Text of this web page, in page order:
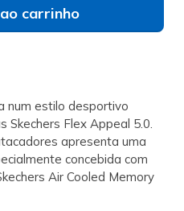
carrinho
num estilo desportivo
Skechers Flex Appeal 5.0.
apresenta uma
concebida com
Air Cooled Memory